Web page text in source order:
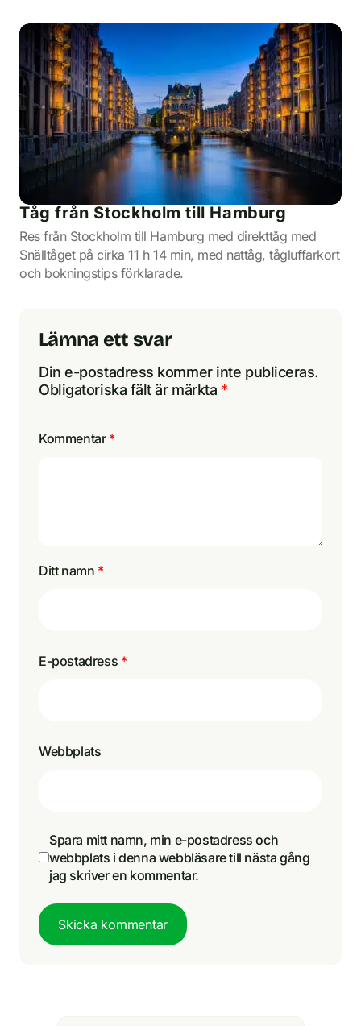
Tåg från Stockholm till Hamburg
Res från Stockholm till Hamburg med direkttåg med
Snälltåget på cirka 11 h 14 min, med nattåg, tågluffarkort
och bokningstips förklarade.
Lämna ett svar
Din e-postadress kommer inte publiceras.
Obligatoriska fält är märkta *
Kommentar *
Ditt namn *
E-postadress *
Webbplats
Spara mitt namn, min e-postadress och
webbplats i denna webbläsare till nästa gång
jag skriver en kommentar.
Skicka kommentar